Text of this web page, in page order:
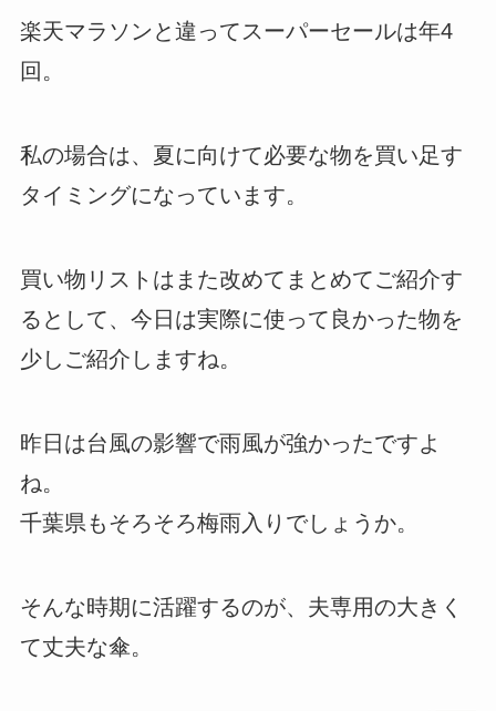
楽天マラソンと違ってスーパーセールは年4
回。
私の場合は、夏に向けて必要な物を買い足す
タイミングになっています。
買い物リストはまた改めてまとめてご紹介す
るとして、今日は実際に使って良かった物を
少しご紹介しますね。
昨日は台風の影響で雨風が強かったですよ
ね。
千葉県もそろそろ梅雨入りでしょうか。
そんな時期に活躍するのが、夫専用の大きく
て丈夫な傘。